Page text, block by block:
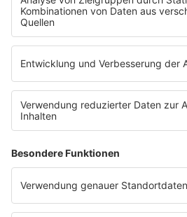
WERBUNG
Leistungen und Produkte
Mediadaten und Preisliste
Ansprechpartner
RECHTLICHES
Datenschutz
Datenschutzeinstellungen
Datenverarbeitung bei Gewinnspielen
Teilnahmebedingungen